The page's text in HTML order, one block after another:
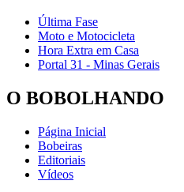
Última Fase
Moto e Motocicleta
Hora Extra em Casa
Portal 31 - Minas Gerais
O BOBOLHANDO
Página Inicial
Bobeiras
Editoriais
Vídeos